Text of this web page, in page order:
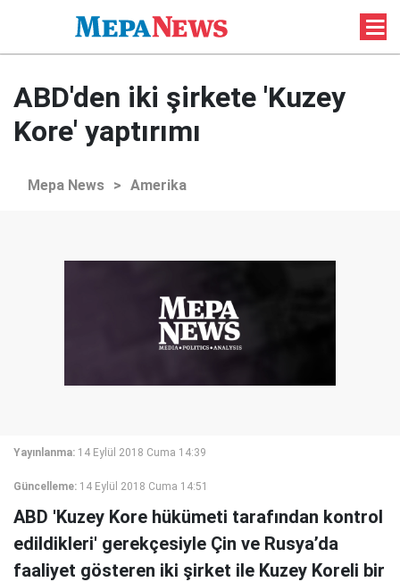
ABD'den iki şirkete 'Kuzey
Kore' yaptırımı
Mepa News > Amerika
Yayınlanma: 14 Eylül 2018 Cuma 14:39
Güncelleme: 14 Eylül 2018 Cuma 14:51
ABD 'Kuzey Kore hükümeti tarafından kontrol
edildikleri' gerekçesiyle Çin ve Rusya’da
faaliyet gösteren iki şirket ile Kuzey Koreli bir